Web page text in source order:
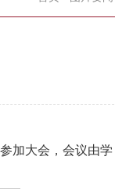
加大会，会议由学